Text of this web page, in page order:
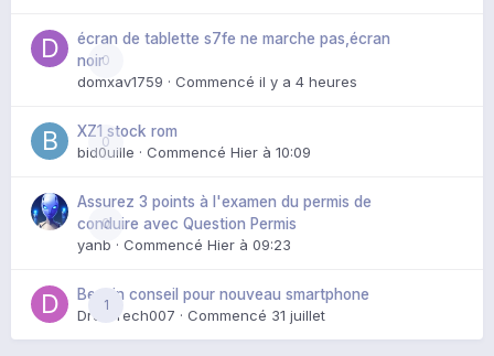
0
écran de tablette s7fe ne marche pas,écran
noir
domxav1759 · Commencé il y a 4 heures
0
XZ1 stock rom
bid0uille · Commencé Hier à 10:09
0
Assurez 3 points à l'examen du permis de
conduire avec Question Permis
yanb · Commencé Hier à 09:23
1
Besoin conseil pour nouveau smartphone
DroidTech007 · Commencé 31 juillet